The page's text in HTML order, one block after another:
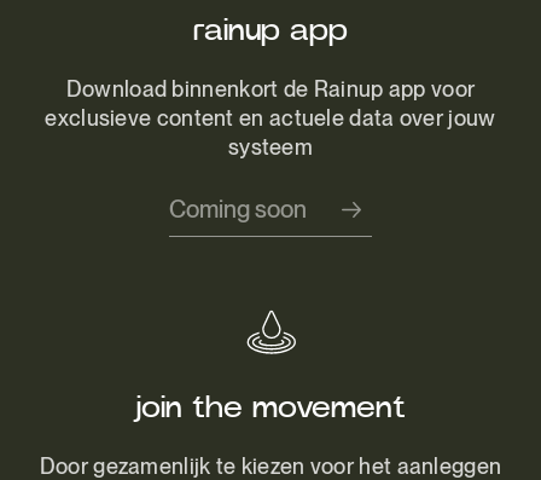
rainup app
Download binnenkort de Rainup app voor
exclusieve content en actuele data over jouw
systeem
Coming soon
join the movement
Door gezamenlijk te kiezen voor het aanleggen